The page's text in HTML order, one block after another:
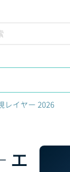
レイヤー 2026
エ